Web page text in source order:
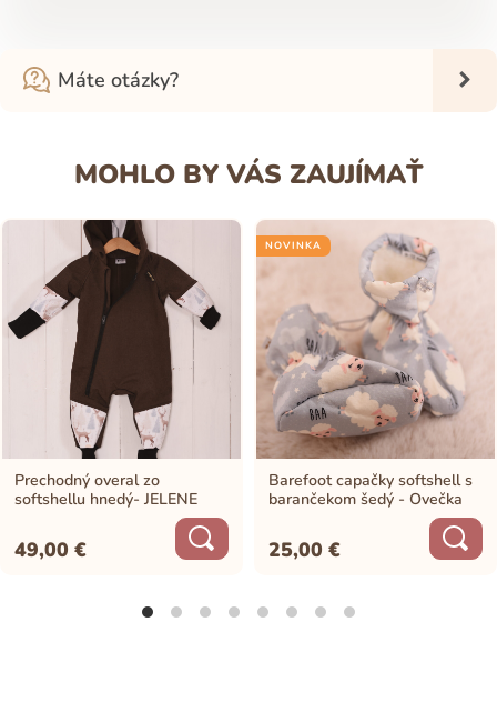
Máte otázky?
MOHLO BY VÁS ZAUJÍMAŤ
Prechodný overal zo
softshellu hnedý- JELENE
49,00€
NOVINKA
Barefoot capačky softshell s
barančekom šedý - Ovečka
25,00€